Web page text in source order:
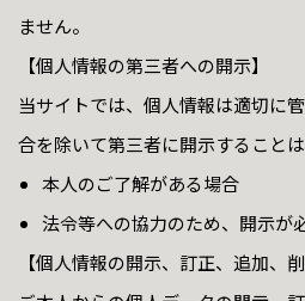
ません。
【個人情報の第三者への開示】
当サイトでは、個人情報は適切に
合を除いて第三者に開示することは
本人のご了解がある場合
法令等への協力のため、開示が
【個人情報の開示、訂正、追加、